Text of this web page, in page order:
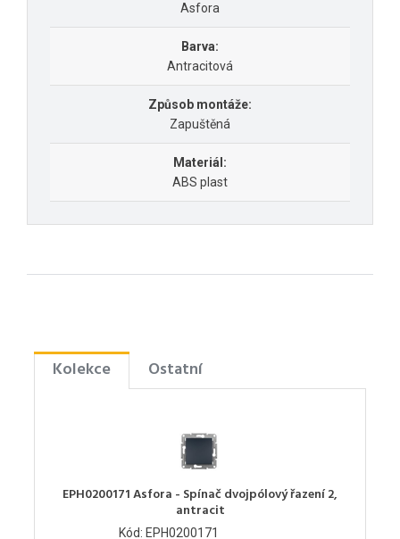
Asfora
Barva:
Antracitová
Způsob montáže:
Zapuštěná
Materiál:
ABS plast
Kolekce Ostatní
EPH0200171 Asfora - Spínač dvojpólový řazení 2,
antracit
Kód: EPH0200171